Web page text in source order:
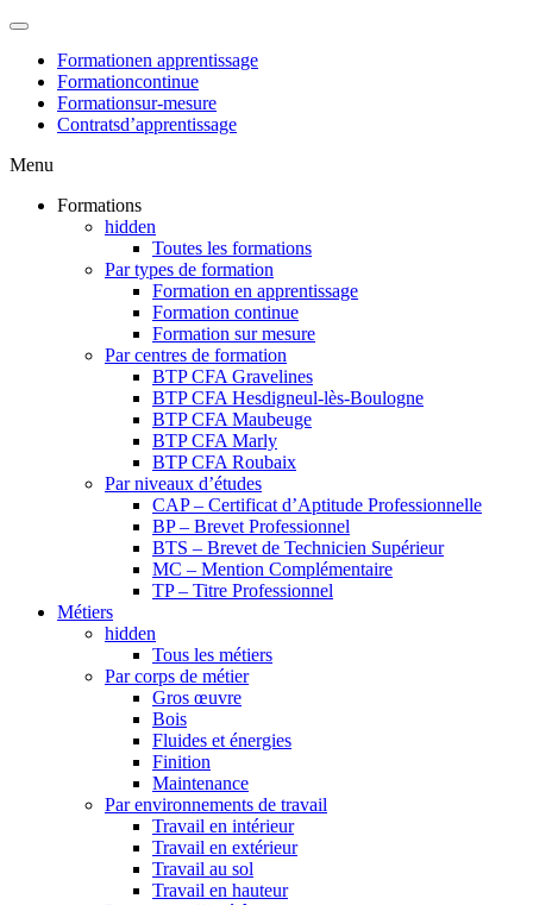
Formationen apprentissage
Formationcontinue
Formationsur-mesure
Contratsd’apprentissage
Menu
Formations
hidden
Toutes les formations
Par types de formation
Formation en apprentissage
Formation continue
Formation sur mesure
Par centres de formation
BTP CFA Gravelines
BTP CFA Hesdigneul-lès-Boulogne
BTP CFA Maubeuge
BTP CFA Marly
BTP CFA Roubaix
Par niveaux d’études
CAP – Certificat d’Aptitude Professionnelle
BP – Brevet Professionnel
BTS – Brevet de Technicien Supérieur
MC – Mention Complémentaire
TP – Titre Professionnel
Métiers
hidden
Tous les métiers
Par corps de métier
Gros œuvre
Bois
Fluides et énergies
Finition
Maintenance
Par environnements de travail
Travail en intérieur
Travail en extérieur
Travail au sol
Travail en hauteur